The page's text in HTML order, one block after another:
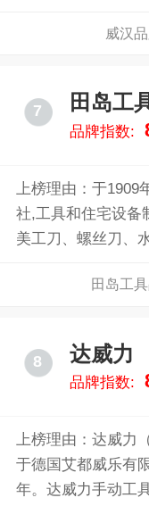
作使用中大大提高
过3500种优质工具。
威汉
7 田岛工
品牌指数:
上榜理由：于1909
社,工具和住宅设备
美工刀、螺丝刀、
有很大的市场份额
田岛工
8 达威力
品牌指数:
上榜理由：达威力
于德国艾都威乐有
年。达威力手动工